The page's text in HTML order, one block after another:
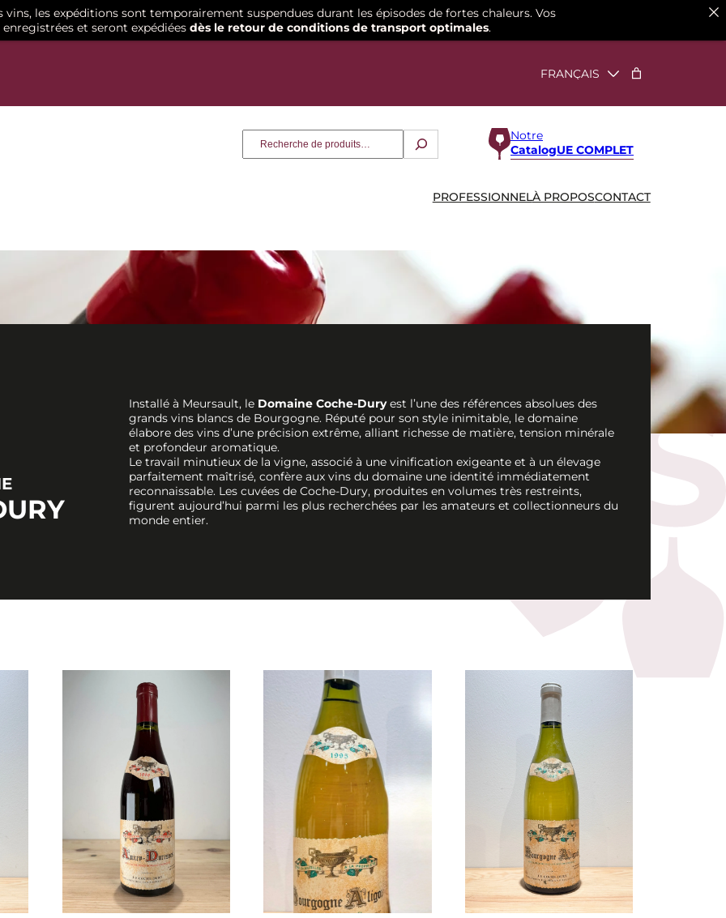
Notre
CatalogUE COMPLET
PROFESSIONNELÀ PROPOSCONTACT
Installé à Meursault, le Domaine Coche-Duryest l’une des références absolues des
grands vins blancs de Bourgogne. Réputé pour son style inimitable, le domaine
élabore des vins d’une précision extrême, alliant richesse de matière, tension minérale
et profondeur aromatique.
Le travail minutieux de la vigne, associé à une vinification exigeante et à un élevage
parfaitement maîtrisé, confère aux vins du domaine une identité immédiatement
reconnaissable. Les cuvées de Coche-Dury, produites en volumes très restreints,
figurent aujourd’hui parmi les plus recherchées par les amateurs et collectionneurs du
monde entier.
les expéditions sont temporairement suspendues durant les épisodes de fortes chaleurs. Vos
et seront expédiées dès le retour de conditions de transport optimales.